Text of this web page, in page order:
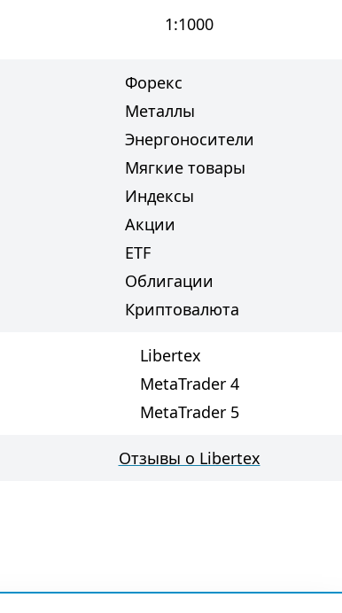
1:1000
Форекс
Металлы
Энергоносители
Мягкие товары
Индексы
Акции
ETF
Облигации
Криптовалюта
Libertex
MetaTrader 4
MetaTrader 5
Отзывы о Libertex